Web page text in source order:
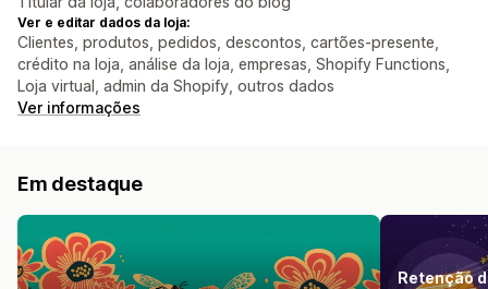
Ver e editar dados da loja:
Clientes, produtos, pedidos, descontos, cartões-presente,
crédito na loja, análise da loja, empresas, Shopify Functions,
Loja virtual, admin da Shopify, outros dados
Ver informações
Em destaque
Retenção